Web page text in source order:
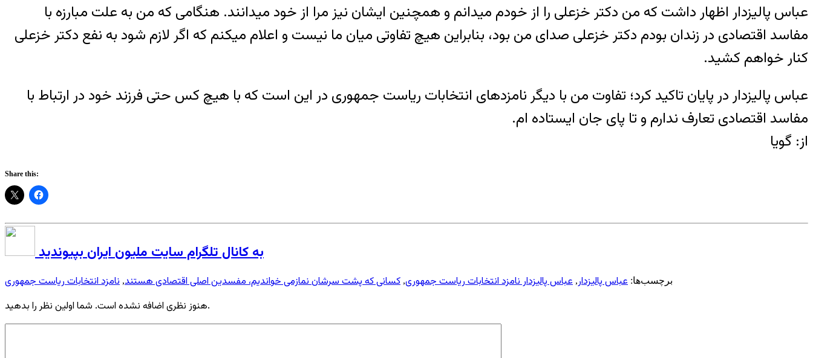
عباس پالیزدار اظهار داشت که من دکتر خزعلی را از خودم میدانم و همچنین ایشان نیز مرا از خود میدانند. هنگامی که من به علت مبارزه با
مفاسد اقتصادی در زندان بودم دکتر خزعلی صدای من بود، بنابراین هیچ تفاوتی میان ما نیست و اعلام میکنم که اگر لازم شود به نفع دکتر خزعلی
کنار خواهم کشید.
عباس پالیزدار در پایان تاکید کرد؛ تفاوت من با دیگر نامزدهای انتخابات ریاست جمهوری در این است که با هیچ کس حتی فرزند خود در ارتباط با
مفاسد اقتصادی تعارف ندارم و تا پای جان ایستاده ام.
از: گویا
Share this:
به کانال تلگرام سایت ملیون ایران بپیوندید
برچسب‌ها: عباس پالیزدار, عباس پالیزدار نامزد انتخابات ریاست جمهوری, کسانی که پشت سرشان نمازمی خواندیم، مفسدین اصلی اقتصادی هستند, نامزد انتخابات ریاست جمهوری
هنوز نظری اضافه نشده است. شما اولین نظر را بدهید.